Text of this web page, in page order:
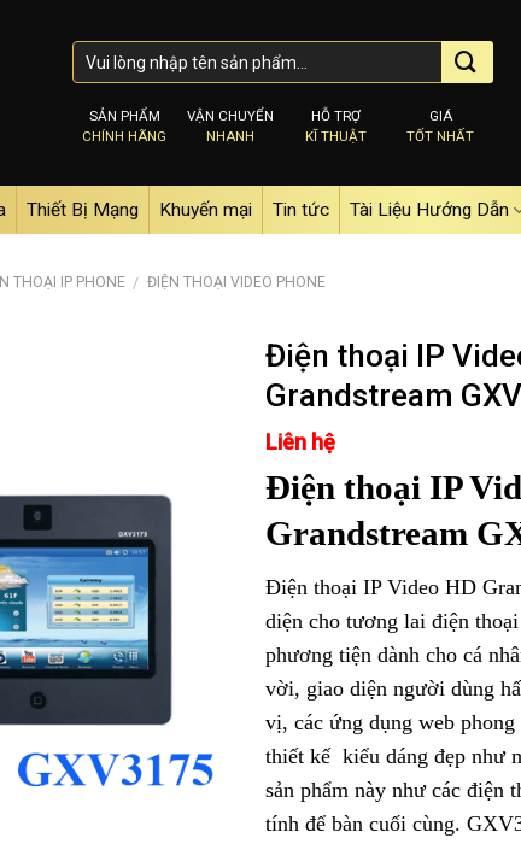
SẢN PHẨM
CHÍNH HÃNG
VẬN CHUYỂN
NHANH
HỖ TRỢ
KĨ THUẬT
GIÁ
TỐT NHẤT
Thiết Bị Mạng Khuyến mại Tin tức Tài Liệu Hướng Dẫn
THOẠI IP PHONE / ĐIỆN THOẠI VIDEO PHONE
Điện thoại IP
Grandstream
Liên hệ
Điện thoại IP
Grandstream
Điện thoại IP Video HD
diện cho tương lai điện
phương tiện dành cho cá
vời, giao diện người dùng
vị, các ứng dụng web
thiết kế kiểu dáng đẹp như
sản phẩm này như các điện
tính để bàn cuối cùng.